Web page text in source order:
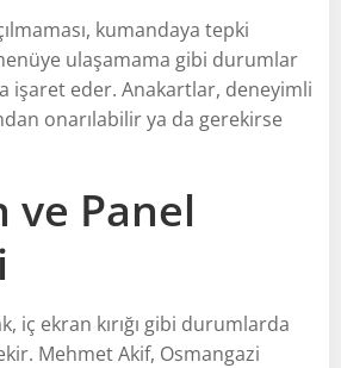
kumandaya tepki
ulaşamama gibi durumlar
işaret eder. Anakartlar, deneyimli
onarılabilir ya da gerekirse
ve Panel
iç ekran kırığı gibi durumlarda
Mehmet Akif, Osmangazi